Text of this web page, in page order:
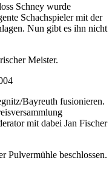
Schney wurde
Schachspieler mit der
Nun gibt es ihn nicht
Meister.
Bayreuth fusionieren.
mit dabei Jan Fischer
Pulvermühle beschlossen.